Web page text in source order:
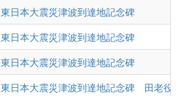
東日本大震災津波到達地記念碑
東日本大震災津波到達地記念碑
東日本大震災津波到達地記念碑
東日本大震災津波到達地記念碑 田老役場手